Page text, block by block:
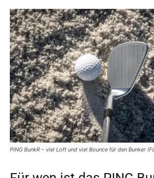
PING BunkR – viel Loft und viel Bounce für den Bunker